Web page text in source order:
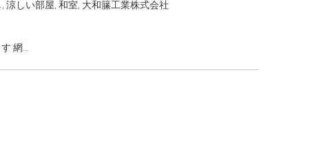
, 涼しい部屋, 和室, 大和籘工業株式会社
網…